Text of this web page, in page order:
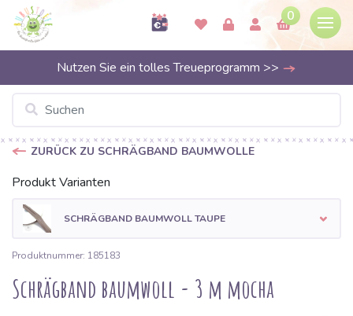
0
Nutzen Sie ein tolles Treueprogramm >>
ZURÜCK ZU SCHRÄGBAND BAUMWOLLE
Produkt Varianten
SCHRÄGBAND BAUMWOLL TAUPE
Produktnummer: 185183
Schrägband baumwoll - 3 m mocha